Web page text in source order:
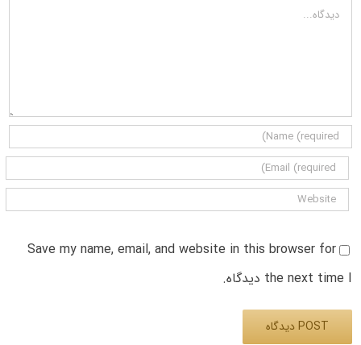
دیدگاه
Save my name, email, and website in this browser for
the next time I دیدگاه.